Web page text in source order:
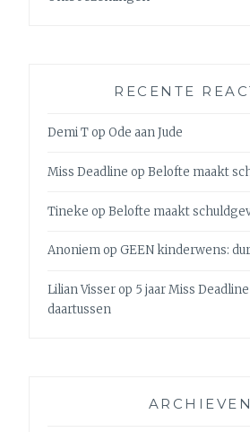
RECENTE
Demi TopOde aan Jude
Miss Deadline opBelofte maakt
Tineke opBelofte maakt
AnoniemopGEEN kinderwens:
Lilian Visserop 5 jaar Miss
daartussen
ARCHIEVEN